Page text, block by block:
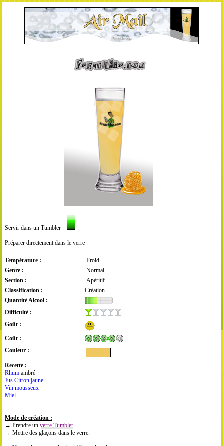
Servir dans un Tumbler
Préparer directement dans le verre
Température :
Froid
Genre :
Normal
Section :
Apéritif
Classification :
Création
Quantité Alcool :
Difficulté :
Goût :
Coût :
Couleur :
Recette :
Rhum ambré
Jus Citron jaune
Vin mousseux
Miel
Mode de création :
→ Prendre un verre Tumbler.
→ Mettre des glaçons dans le verre.